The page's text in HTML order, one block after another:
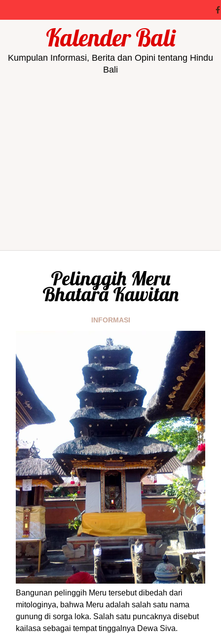
Kalender Bali
Kumpulan Informasi, Berita dan Opini tentang Hindu
Bali
Pelinggih Meru
Bhatara Kawitan
INFORMASI
Bangunan pelinggih Meru tersebut dibedah dari
mitologinya, bahwa Meru adalah salah satu nama
gunung di sorga loka. Salah satu puncaknya disebut
kailasa sebagai tempat tinggalnya Dewa Siva.